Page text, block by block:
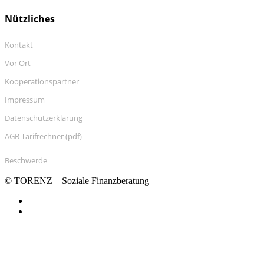
Nützliches
Kontakt
Vor Ort
Kooperationspartner
Impressum
Datenschutzerklärung
AGB Tarifrechner (pdf)
Beschwerde
© TORENZ – Soziale Finanzberatung